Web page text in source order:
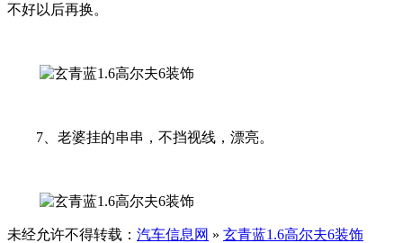
不好以后再换。
7、老婆挂的串串，不挡视线，漂亮。
未经允许不得转载： 汽车信息网 » 玄青蓝1.6高尔夫6装饰